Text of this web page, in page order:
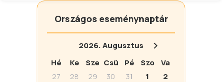
Országos eseménynaptár
2026.Augusztus
Hé
Ke Sze Csü Pé Szo
Va
27
28 29 30 31 1
2